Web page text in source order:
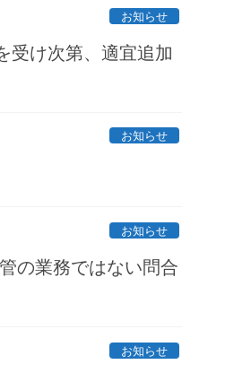
お知らせ
受け次第、適宜追加
お知らせ
お知らせ
の業務ではない問合
お知らせ